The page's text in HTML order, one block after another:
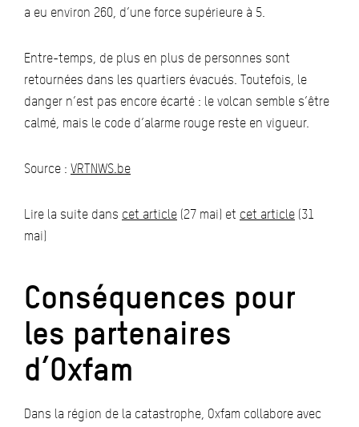
a eu environ 260, d’une force supérieure à 5.
Entre-temps, de plus en plus de personnes sont
retournées dans les quartiers évacués. Toutefois, le
danger n’est pas encore écarté : le volcan semble s’être
calmé, mais le code d’alarme rouge reste en vigueur.
Source : VRTNWS.be
Lire la suite dans cet article (27 mai) et cet article (31
mai)
Conséquences pour
les partenaires
d’Oxfam
Dans la région de la catastrophe, Oxfam collabore avec